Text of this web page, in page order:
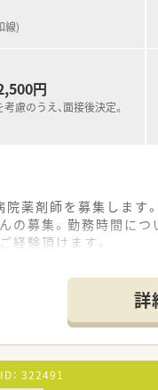
線)
円
慮のうえ、面接後決定。
薬剤師を募集します
募集。勤務時間につ
験頂けます。
詳
： 322491